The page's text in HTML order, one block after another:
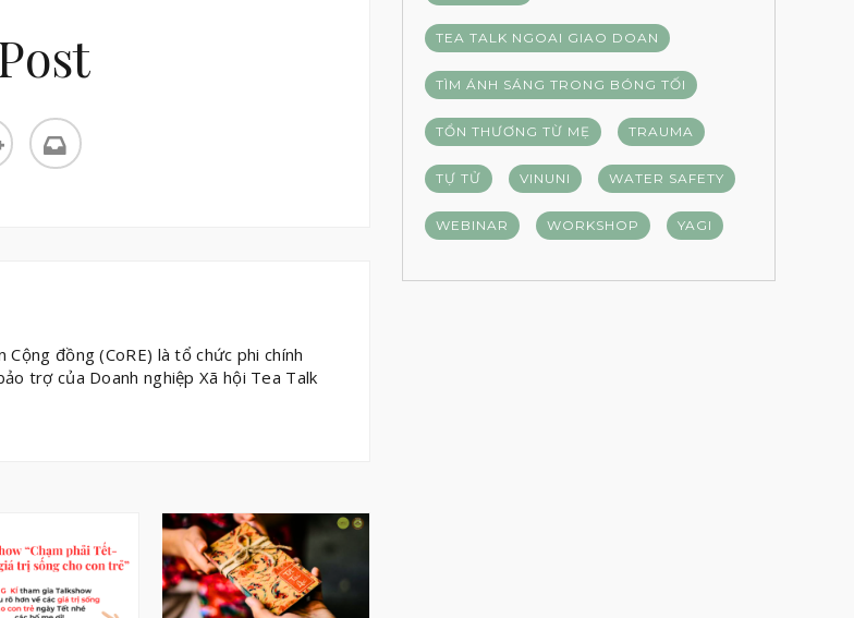
đồng (CoRE) là tổ chức phi chính
trợ của Doanh nghiệp Xã hội Tea Talk
TEA TALK NGOAI GIAO DOAN
TÌM ÁNH SÁNG TRONG BÓNG TỐI
TỔN THƯƠNG TỪ MẸ TRAUMA
TỰ TỬ VINUNI WATER SAFETY
WEBINAR WORKSHOP YAGI